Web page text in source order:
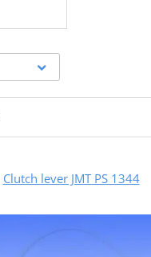
Clutch lever JMT PS 1344